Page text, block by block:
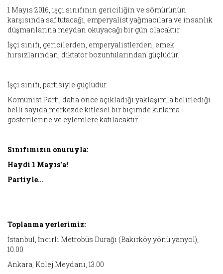
1 Mayıs 2016, işçi sınıfının gericiliğin ve sömürünün
karşısında saf tutacağı, emperyalist yağmacılara ve insanlık
düşmanlarına meydan okuyacağı bir gün olacaktır.
İşçi sınıfı, gericilerden, emperyalistlerden, emek
hırsızlarından, diktatör bozuntularından güçlüdür.
İşçi sınıfı, partisiyle güçlüdür.
Komünist Parti, daha önce açıkladığı yaklaşımla belirlediği
belli sayıda merkezde kitlesel bir biçimde kutlama
gösterilerine ve eylemlere katılacaktır.
Sınıfımızın onuruyla:
Haydi 1 Mayıs'a!
Partiyle...
Toplanma yerlerimiz:
İstanbul, İncirli Metrobüs Durağı (Bakırköy yönü yanyol),
10.00
Ankara, Kolej Meydanı, 13.00